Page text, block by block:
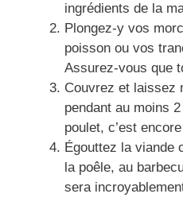
ingrédients de la
Plongez-y vos
poisson ou vos
Assurez-vous que
Couvrez et laissez
pendant au moins
poulet, c’est
Égouttez la viande
la poêle, au
sera